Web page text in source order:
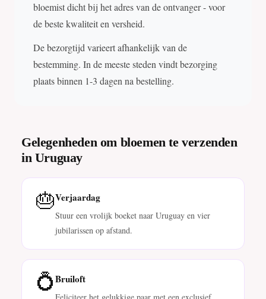
bloemist dicht bij het adres van de ontvanger - voor
de beste kwaliteit en versheid.
De bezorgtijd varieert afhankelijk van de
bestemming. In de meeste steden vindt bezorging
plaats binnen 1-3 dagen na bestelling.
Gelegenheden om bloemen te verzenden
in Uruguay
🎂Verjaardag
Stuur een vrolijk boeket naar Uruguay en vier
jubilarissen op afstand.
💍Bruiloft